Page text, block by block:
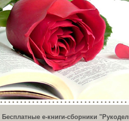
Бесплатные е-книги-сборники